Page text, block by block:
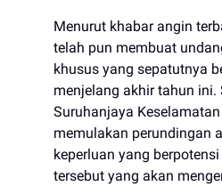
Menurut khabar angin
telah pun membuat
khusus yang sepatutnya
menjelang akhir tahun ini.
Suruhanjaya
memulakan perundingan
keperluan yang
tersebut yang akan